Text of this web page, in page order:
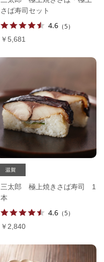
さば寿司セット
4.6 （5）
￥5,681
三太郎 極上焼きさば寿司 1
本
4.6 （5）
￥2,840